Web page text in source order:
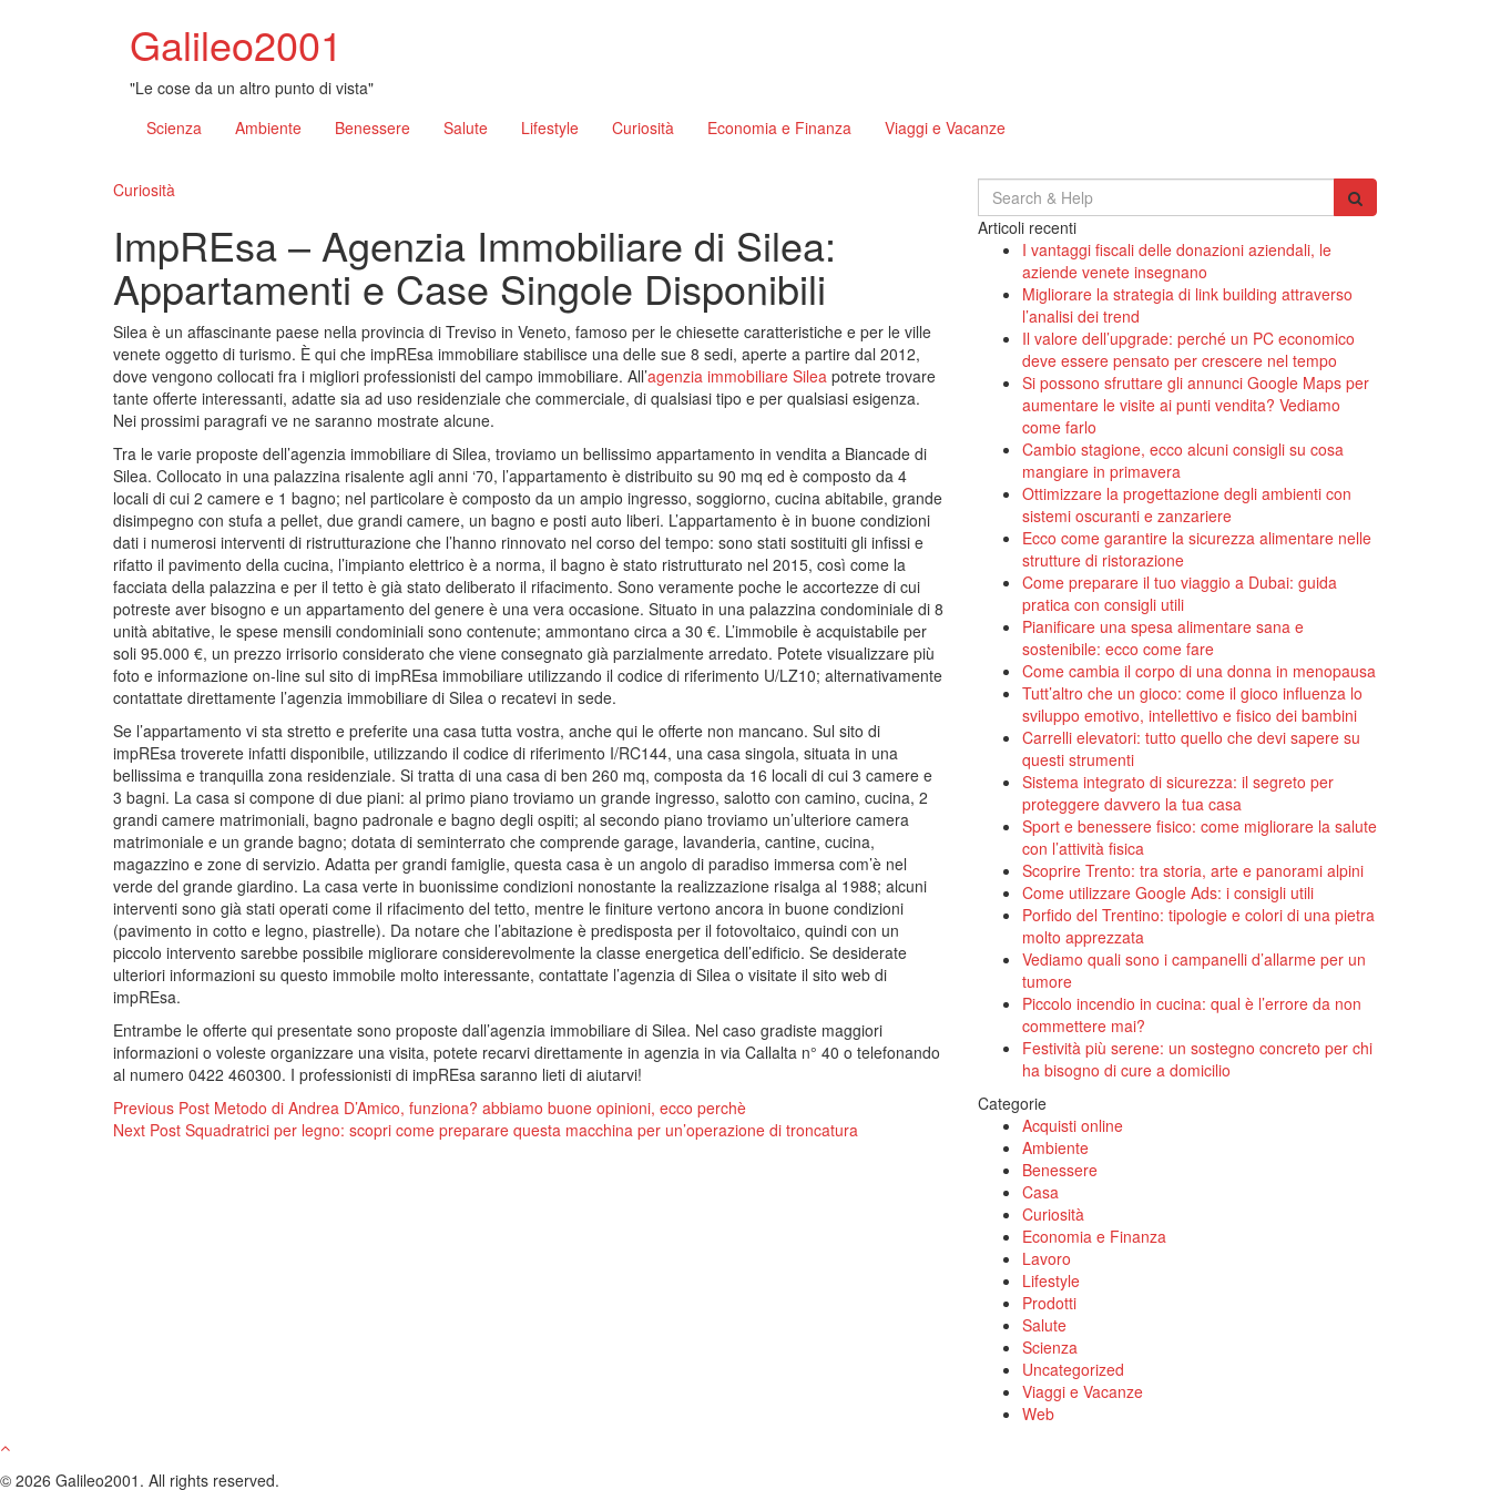
Galileo2001
"Le cose da un altro punto di vista"
Scienza
Ambiente Benessere Salute Lifestyle Curiosità Economia e Finanza Viaggi e Vacanze
Curiosità
ImpREsa – Agenzia Immobiliare di Silea:
Appartamenti e Case Singole Disponibili
Silea è un affascinante paese nella provincia di Treviso in Veneto, famoso per le chiesette caratteristiche e per le ville
venete oggetto di turismo. È qui che impREsa immobiliare stabilisce una delle sue 8 sedi, aperte a partire dal 2012,
dove vengono collocati fra i migliori professionisti del campo immobiliare. All’agenzia immobiliare Silea potrete trovare
tante offerte interessanti, adatte sia ad uso residenziale che commerciale, di qualsiasi tipo e per qualsiasi esigenza.
Nei prossimi paragrafi ve ne saranno mostrate alcune.
Tra le varie proposte dell’agenzia immobiliare di Silea, troviamo un bellissimo appartamento in vendita a Biancade di
Silea. Collocato in una palazzina risalente agli anni ‘70, l’appartamento è distribuito su 90 mq ed è composto da 4
locali di cui 2 camere e 1 bagno; nel particolare è composto da un ampio ingresso, soggiorno, cucina abitabile, grande
disimpegno con stufa a pellet, due grandi camere, un bagno e posti auto liberi. L’appartamento è in buone condizioni
dati i numerosi interventi di ristrutturazione che l’hanno rinnovato nel corso del tempo: sono stati sostituiti gli infissi e
rifatto il pavimento della cucina, l’impianto elettrico è a norma, il bagno è stato ristrutturato nel 2015, così come la
facciata della palazzina e per il tetto è già stato deliberato il rifacimento. Sono veramente poche le accortezze di cui
potreste aver bisogno e un appartamento del genere è una vera occasione. Situato in una palazzina condominiale di 8
unità abitative, le spese mensili condominiali sono contenute; ammontano circa a 30 €. L’immobile è acquistabile per
soli 95.000 €, un prezzo irrisorio considerato che viene consegnato già parzialmente arredato. Potete visualizzare più
foto e informazione on-line sul sito di impREsa immobiliare utilizzando il codice di riferimento U/LZ10; alternativamente
contattate direttamente l’agenzia immobiliare di Silea o recatevi in sede.
Se l’appartamento vi sta stretto e preferite una casa tutta vostra, anche qui le offerte non mancano. Sul sito di
impREsa troverete infatti disponibile, utilizzando il codice di riferimento I/RC144, una casa singola, situata in una
bellissima e tranquilla zona residenziale. Si tratta di una casa di ben 260 mq, composta da 16 locali di cui 3 camere e
3 bagni. La casa si compone di due piani: al primo piano troviamo un grande ingresso, salotto con camino, cucina, 2
grandi camere matrimoniali, bagno padronale e bagno degli ospiti; al secondo piano troviamo un’ulteriore camera
matrimoniale e un grande bagno; dotata di seminterrato che comprende garage, lavanderia, cantine, cucina,
magazzino e zone di servizio. Adatta per grandi famiglie, questa casa è un angolo di paradiso immersa com’è nel
verde del grande giardino. La casa verte in buonissime condizioni nonostante la realizzazione risalga al 1988; alcuni
interventi sono già stati operati come il rifacimento del tetto, mentre le finiture vertono ancora in buone condizioni
(pavimento in cotto e legno, piastrelle). Da notare che l’abitazione è predisposta per il fotovoltaico, quindi con un
piccolo intervento sarebbe possibile migliorare considerevolmente la classe energetica dell’edificio. Se desiderate
ulteriori informazioni su questo immobile molto interessante, contattate l’agenzia di Silea o visitate il sito web di
impREsa.
Entrambe le offerte qui presentate sono proposte dall’agenzia immobiliare di Silea. Nel caso gradiste maggiori
informazioni o voleste organizzare una visita, potete recarvi direttamente in agenzia in via Callalta n° 40 o telefonando
al numero 0422 460300. I professionisti di impREsa saranno lieti di aiutarvi!
Navigazione
articoli
Previous Post Metodo di Andrea D’Amico, funziona? abbiamo buone opinioni, ecco perchè
Next Post Squadratrici per legno: scopri come preparare questa macchina per un’operazione di troncatura
Search
for:
Articoli recenti
I vantaggi fiscali delle donazioni aziendali, le
aziende venete insegnano
Migliorare la strategia di link building attraverso
l’analisi dei trend
Il valore dell’upgrade: perché un PC economico
deve essere pensato per crescere nel tempo
Si possono sfruttare gli annunci Google Maps per
aumentare le visite ai punti vendita? Vediamo
come farlo
Cambio stagione, ecco alcuni consigli su cosa
mangiare in primavera
Ottimizzare la progettazione degli ambienti con
sistemi oscuranti e zanzariere
Ecco come garantire la sicurezza alimentare nelle
strutture di ristorazione
Come preparare il tuo viaggio a Dubai: guida
pratica con consigli utili
Pianificare una spesa alimentare sana e
sostenibile: ecco come fare
Come cambia il corpo di una donna in menopausa
Tutt’altro che un gioco: come il gioco influenza lo
sviluppo emotivo, intellettivo e fisico dei bambini
Carrelli elevatori: tutto quello che devi sapere su
questi strumenti
Sistema integrato di sicurezza: il segreto per
proteggere davvero la tua casa
Sport e benessere fisico: come migliorare la salute
con l’attività fisica
Scoprire Trento: tra storia, arte e panorami alpini
Come utilizzare Google Ads: i consigli utili
Porfido del Trentino: tipologie e colori di una pietra
molto apprezzata
Vediamo quali sono i campanelli d’allarme per un
tumore
Piccolo incendio in cucina: qual è l’errore da non
commettere mai?
Festività più serene: un sostegno concreto per chi
ha bisogno di cure a domicilio
Categorie
Acquisti online
Ambiente
Benessere
Casa
Curiosità
Economia e Finanza
Lavoro
Lifestyle
Prodotti
Salute
Scienza
Uncategorized
Viaggi e Vacanze
Web
© 2026 Galileo2001. All rights reserved.